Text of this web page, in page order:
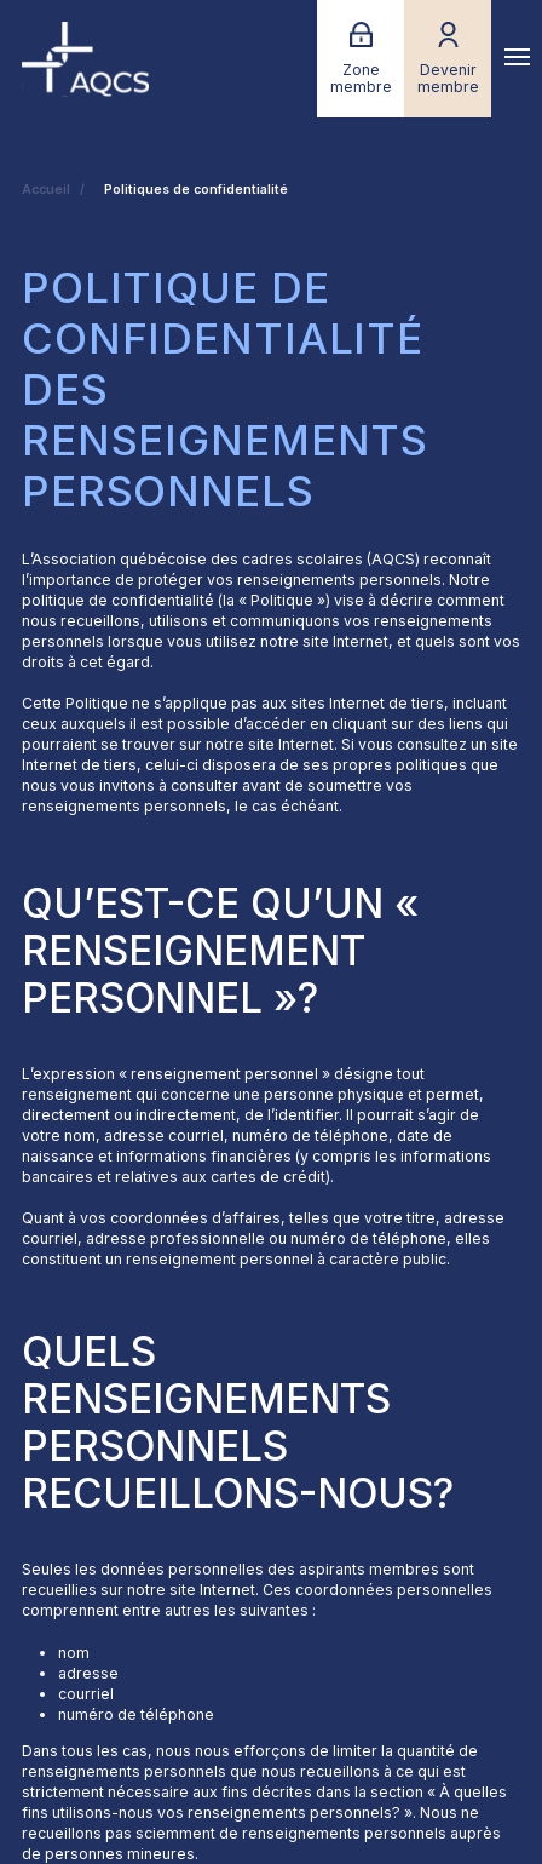
Zone
membre
Devenir
membre
Accueil Politiques de confidentialité
POLITIQUE DE
CONFIDENTIALITÉ
DES
RENSEIGNEMENTS
PERSONNELS
L’Association québécoise des cadres scolaires (AQCS) reconnaît
l’importance de protéger vos renseignements personnels. Notre
politique de confidentialité (la « Politique ») vise à décrire comment
nous recueillons, utilisons et communiquons vos renseignements
personnels lorsque vous utilisez notre site Internet, et quels sont vos
droits à cet égard.
Cette Politique ne s’applique pas aux sites Internet de tiers, incluant
ceux auxquels il est possible d’accéder en cliquant sur des liens qui
pourraient se trouver sur notre site Internet. Si vous consultez un site
Internet de tiers, celui-ci disposera de ses propres politiques que
nous vous invitons à consulter avant de soumettre vos
renseignements personnels, le cas échéant.
QU’EST-CE QU’UN «
RENSEIGNEMENT
PERSONNEL »?
L’expression « renseignement personnel » désigne tout
renseignement qui concerne une personne physique et permet,
directement ou indirectement, de l’identifier. Il pourrait s’agir de
votre nom, adresse courriel, numéro de téléphone, date de
naissance et informations financières (y compris les informations
bancaires et relatives aux cartes de crédit).
Quant à vos coordonnées d’affaires, telles que votre titre, adresse
courriel, adresse professionnelle ou numéro de téléphone, elles
constituent un renseignement personnel à caractère public.
QUELS
RENSEIGNEMENTS
PERSONNELS
RECUEILLONS-NOUS?
Seules les données personnelles des aspirants membres sont
recueillies sur notre site Internet. Ces coordonnées personnelles
comprennent entre autres les suivantes :
nom
adresse
courriel
numéro de téléphone
Dans tous les cas, nous nous efforçons de limiter la quantité de
renseignements personnels que nous recueillons à ce qui est
strictement nécessaire aux fins décrites dans la section « À quelles
fins utilisons-nous vos renseignements personnels? ». Nous ne
recueillons pas sciemment de renseignements personnels auprès
de personnes mineures.